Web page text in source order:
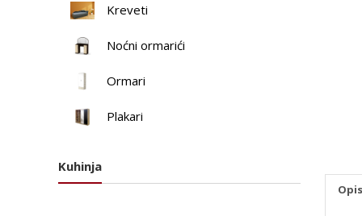
Opis
Kreveti
Noćni ormarići
Ormari
Plakari
Kuhinja